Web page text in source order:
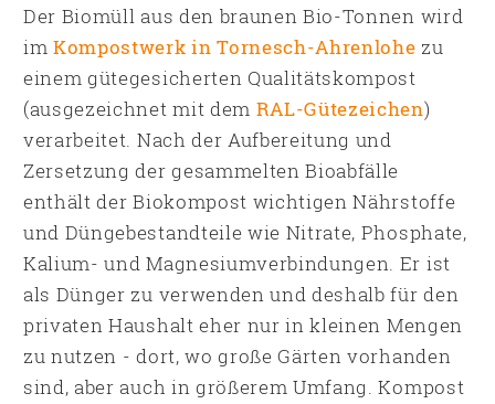
Der Biomüll aus den braunen Bio-Tonnen wird
imKompostwerk in Tornesch-Ahrenlohe zu
einem gütegesicherten Qualitätskompost
(ausgezeichnet mit dem RAL-Gütezeichen)
verarbeitet. Nach der Aufbereitung und
Zersetzung der gesammelten Bioabfälle
enthält der Biokompost wichtigen Nährstoffe
und Düngebestandteile wie Nitrate, Phosphate,
Kalium- und Magnesiumverbindungen. Er ist
als Dünger zu verwenden und deshalb für den
privaten Haushalt eher nur in kleinen Mengen
zu nutzen - dort, wo große Gärten vorhanden
sind, aber auch in größerem Umfang. Kompost